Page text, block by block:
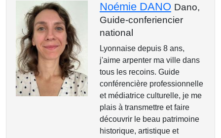
Noémie DANO Dano,
Guide-conferiencier
national
Lyonnaise depuis 8 ans,
j'aime arpenter ma ville dans
tous les recoins. Guide
conférencière professionnelle
et médiatrice culturelle, je me
plais à transmettre et faire
découvrir le beau patrimoine
historique, artistique et